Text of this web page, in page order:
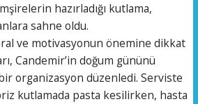
hazırladığı kutlama,
sahne oldu.
ve motivasyonun önemine dikkat
Candemir’in doğum gününü
organizasyon düzenledi. Serviste
kutlamada pasta kesilirken, hasta